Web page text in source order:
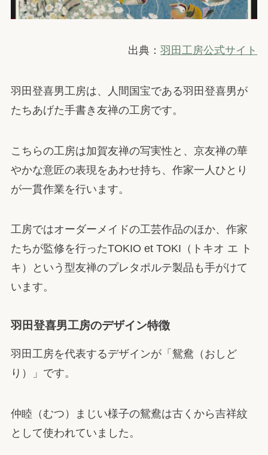
出典：羽田工房公式サイト
羽田登喜男工房は、人間国宝である羽田登喜男が
たちあげた手書き友禅の工房です。
こちらの工房は加賀友禅の写実性と、京友禅の華
やかな意匠の表現をあわせ持ち、作家一人ひとり
が一貫作業を行います。
工房ではオーダーメイドの工芸作品のほか、作家
たちが監修を行ったTOKIO et TOKI（トキオ エ ト
キ）という型友禅のプレタポルテ製品も手がけて
います。
羽田登喜男工房のデザイン特徴
羽田工房を代表するデザインが「鴛鴦（おしど
り）」です。
仲睦（むつ）まじい様子の鴛鴦は古くから吉祥紋
として使われていました。